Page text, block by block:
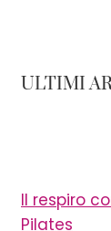
ULTIMI
Il respiro
Pilates